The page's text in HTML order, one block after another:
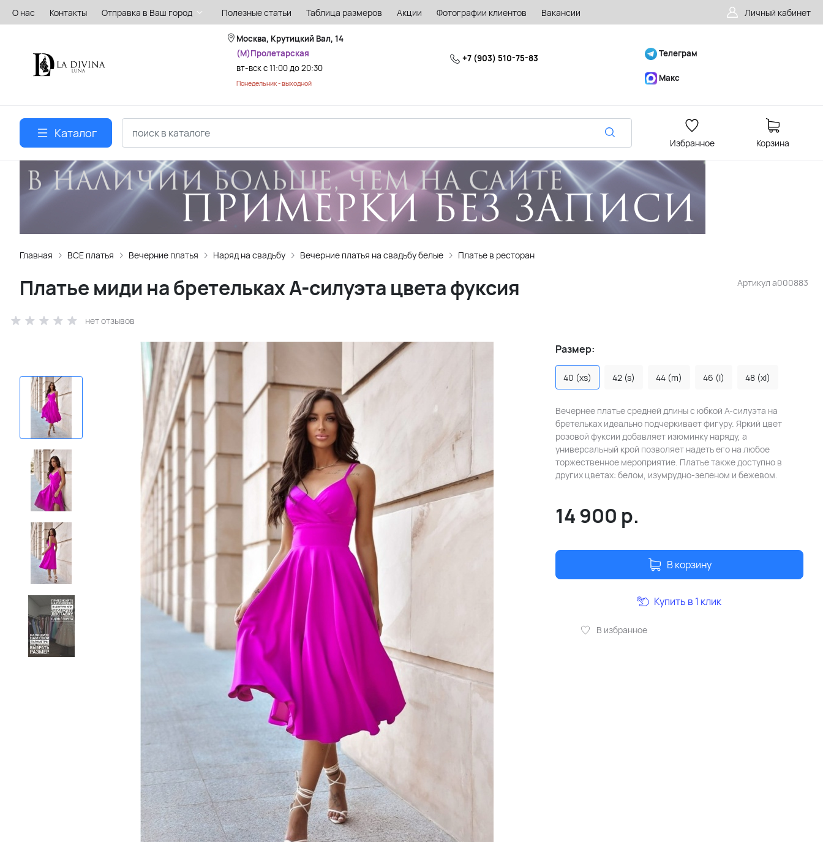
О нас Контакты Отправка в Ваш город Полезные статьи Таблица размеров Акции Фотографии клиентов Вакансии Личный кабинет
Москва, Крутицкий Вал, 14
(М)Пролетарская
вт-вск с 11:00 до 20:30
Понедельник - выходной
+7 (903) 510-75-83 Телеграм
Макс
Каталог
Избранное Корзина
Главная ВСЕ платья Вечерние платья Наряд на свадьбу Вечерние платья на свадьбу белые Платье в ресторан
Артикул a000883
Платье миди на бретельках А-силуэта цвета фуксия
нет отзывов
Размер:
40 (xs) 42 (s) 44 (m) 46 (l) 48 (xl)
Вечернее платье средней длины с юбкой А-силуэта на
бретельках идеально подчеркивает фигуру. Яркий цвет
розовой фуксии добавляет изюминку наряду, а
универсальный крой позволяет надеть его на любое
торжественное мероприятие. Платье также доступно в
других цветах: белом, изумрудно-зеленом и бежевом.
14 900 р.
В корзину
В избранное
Купить в 1 клик